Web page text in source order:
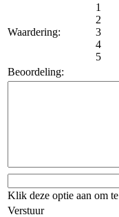
Waardering:
1
2
3
4
5
Beoordeling:
Klik deze optie aan om
Verstuur